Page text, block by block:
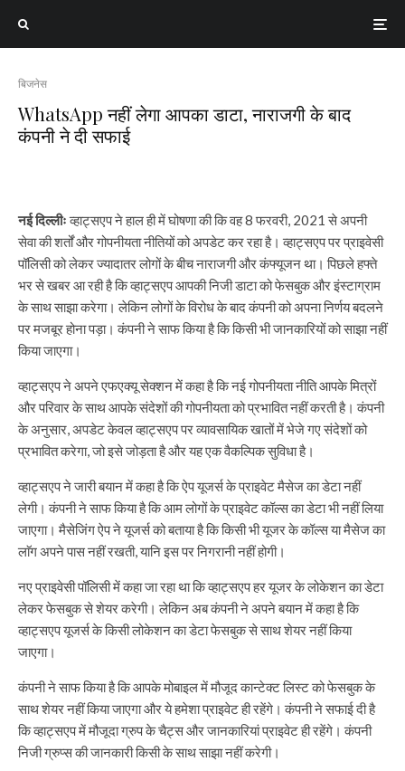
बिजनेस
WhatsApp नहीं लेगा आपका डाटा, नाराजगी के बाद
कंपनी ने दी सफाई
नई दिल्लीःव्हाट्सएप ने हाल ही में घोषणा की कि वह 8 फरवरी, 2021 से अपनी
सेवा की शर्तों और गोपनीयता नीतियों को अपडेट कर रहा है। व्हाट्सएप पर प्राइवेसी
पॉलिसी को लेकर ज्यादातर लोगों के बीच नाराजगी और कंफ्यूजन था। पिछले हफ्ते
भर से खबर आ रही है कि व्हाट्सएप आपकी निजी डाटा को फेसबुक और इंस्टाग्राम
के साथ साझा करेगा। लेकिन लोगों के विरोध के बाद कंपनी को अपना निर्णय बदलने
पर मजबूर होना पड़ा। कंपनी ने साफ किया है कि किसी भी जानकारियों को साझा नहीं
किया जाएगा।
व्हाट्सएप ने अपने एफएक्यू सेक्शन में कहा है कि नई गोपनीयता नीति आपके मित्रों
और परिवार के साथ आपके संदेशों की गोपनीयता को प्रभावित नहीं करती है। कंपनी
के अनुसार, अपडेट केवल व्हाट्सएप पर व्यावसायिक खातों में भेजे गए संदेशों को
प्रभावित करेगा, जो इसे जोड़ता है और यह एक वैकल्पिक सुविधा है।
व्हाट्सएप ने जारी बयान में कहा है कि ऐप यूजर्स के प्राइवेट मैसेज का डेटा नहीं
लेगी। कंपनी ने साफ किया है कि आम लोगों के प्राइवेट कॉल्स का डेटा भी नहीं लिया
जाएगा। मैसेजिंग ऐप ने यूजर्स को बताया है कि किसी भी यूजर के कॉल्स या मैसेज का
लाॅग अपने पास नहीं रखती, यानि इस पर निगरानी नहीं होगी।
नए प्राइवेसी पॉलिसी में कहा जा रहा था कि व्हाट्सएप हर यूजर के लोकेशन का डेटा
लेकर फेसबुक से शेयर करेगी। लेकिन अब कंपनी ने अपने बयान में कहा है कि
व्हाट्सएप यूजर्स के किसी लोकेशन का डेटा फेसबुक से साथ शेयर नहीं किया
जाएगा।
कंपनी ने साफ किया है कि आपके मोबाइल में मौजूद कान्टेक्ट लिस्ट को फेसबुक के
साथ शेयर नहीं किया जाएगा और ये हमेशा प्राइवेट ही रहेंगे। कंपनी ने सफाई दी है
कि व्हाट्सएप में मौजूदा ग्रुप के चैट्स और जानकारियां प्राइवेट ही रहेंगे। कंपनी
निजी ग्रुप्स की जानकारी किसी के साथ साझा नहीं करेगी।